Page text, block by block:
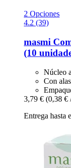
2 Opciones
4.2 (39)
masmi
(10
Núcleo
Con
3,79 € (0,38 €
Entrega hasta